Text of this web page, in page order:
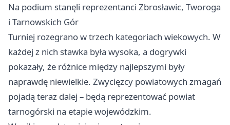
Na podium stanęli reprezentanci Zbrosławic, Tworoga
i Tarnowskich Gór
Turniej rozegrano w trzech kategoriach wiekowych. W
każdej z nich stawka była wysoka, a dogrywki
pokazały, że różnice między najlepszymi były
naprawdę niewielkie. Zwycięzcy powiatowych zmagań
pojadą teraz dalej – będą reprezentować powiat
tarnogórski na etapie wojewódzkim.